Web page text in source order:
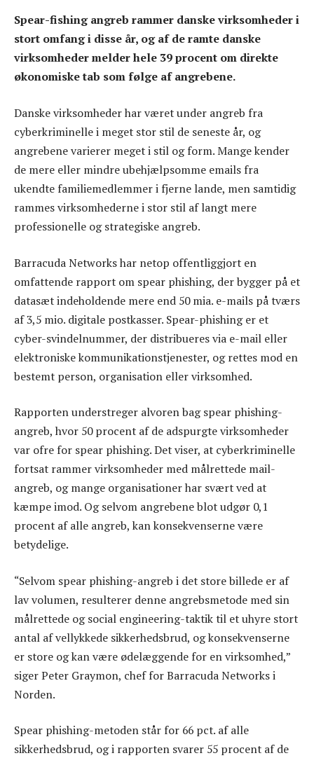
Spear-fishing angreb rammer danske virksomheder i
stort omfang i disse år, og af de ramte danske
virksomheder melder hele 39 procent om direkte
økonomiske tab som følge af angrebene.
Danske virksomheder har været under angreb fra
cyberkriminelle i meget stor stil de seneste år, og
angrebene varierer meget i stil og form. Mange kender
de mere eller mindre ubehjælpsomme emails fra
ukendte familiemedlemmer i fjerne lande, men samtidig
rammes virksomhederne i stor stil af langt mere
professionelle og strategiske angreb.
Barracuda Networks har netop offentliggjort en
omfattende rapport om spear phishing, der bygger på et
datasæt indeholdende mere end 50 mia. e-mails på tværs
af 3,5 mio. digitale postkasser. Spear-phishing er et
cyber-svindelnummer, der distribueres via e-mail eller
elektroniske kommunikationstjenester, og rettes mod en
bestemt person, organisation eller virksomhed.
Rapporten understreger alvoren bag spear phishing-
angreb, hvor 50 procent af de adspurgte virksomheder
var ofre for spear phishing. Det viser, at cyberkriminelle
fortsat rammer virksomheder med målrettede mail-
angreb, og mange organisationer har svært ved at
kæmpe imod. Og selvom angrebene blot udgør 0,1
procent af alle angreb, kan konsekvenserne være
betydelige.
“Selvom spear phishing-angreb i det store billede er af
lav volumen, resulterer denne angrebsmetode med sin
målrettede og social engineering-taktik til et uhyre stort
antal af vellykkede sikkerhedsbrud, og konsekvenserne
er store og kan være ødelæggende for en virksomhed,”
siger Peter Graymon, chef for Barracuda Networks i
Norden.
Spear phishing-metoden står for 66 pct. af alle
sikkerhedsbrud, og i rapporten svarer 55 procent af de